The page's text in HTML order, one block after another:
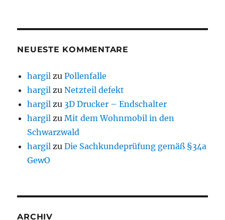
NEUESTE KOMMENTARE
hargil zuPollenfalle
hargil zuNetzteil defekt
hargil zu 3D Drucker – Endschalter
hargil zuMit dem Wohnmobil in den
Schwarzwald
hargil zuDie Sachkundeprüfung gemäß §34a
GewO
ARCHIV